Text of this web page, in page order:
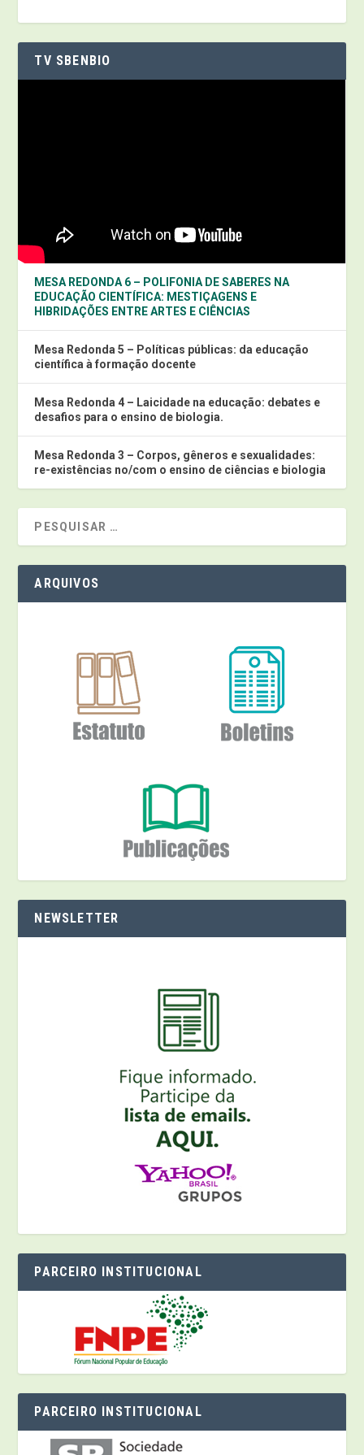
TV SBENBIO
MESA REDONDA 6 – POLIFONIA DE SABERES NA
EDUCAÇÃO CIENTÍFICA: MESTIÇAGENS E
HIBRIDAÇÕES ENTRE ARTES E CIÊNCIAS
Mesa Redonda 5 – Políticas públicas: da educação
científica à formação docente
Mesa Redonda 4 – Laicidade na educação: debates e
desafios para o ensino de biologia.
Mesa Redonda 3 – Corpos, gêneros e sexualidades:
re-existências no/com o ensino de ciências e biologia
ARQUIVOS
NEWSLETTER
PARCEIRO INSTITUCIONAL
PARCEIRO INSTITUCIONAL